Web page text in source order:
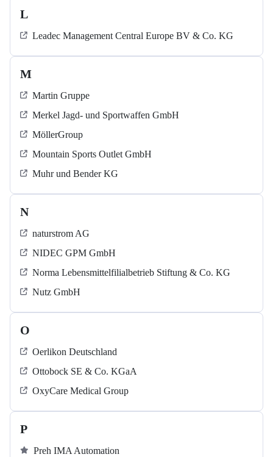
L
Leadec Management Central Europe BV & Co. KG
M
Martin Gruppe
Merkel Jagd- und Sportwaffen GmbH
MöllerGroup
Mountain Sports Outlet GmbH
Muhr und Bender KG
N
naturstrom AG
NIDEC GPM GmbH
Norma Lebensmittelfilialbetrieb Stiftung & Co. KG
Nutz GmbH
O
Oerlikon Deutschland
Ottobock SE & Co. KGaA
OxyCare Medical Group
P
Preh IMA Automation